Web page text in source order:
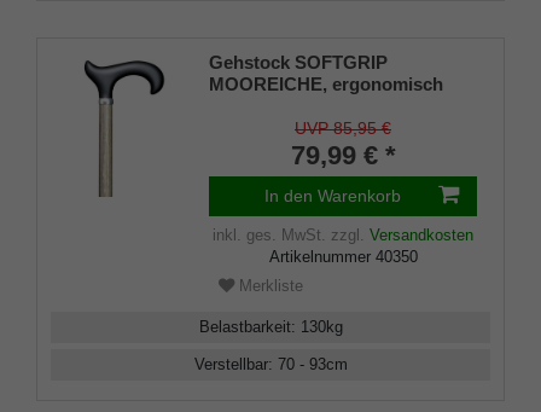
Gehstock SOFTGRIP
MOOREICHE, ergonomisch
höhenverstellbar Leichtmetall
mit Echtholz-Furnier in
Mooreiche-Look, Gummipuffer
UVP 85,95 €
79,99 € *
In den Warenkorb
inkl. ges. MwSt. zzgl. Versandkosten
Artikelnummer 40350
Merkliste
Belastbarkeit: 130kg
Verstellbar: 70 - 93cm